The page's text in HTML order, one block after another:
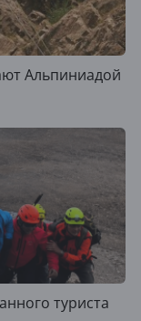
Альпиниадой
туриста